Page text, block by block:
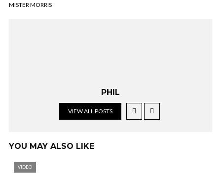
MISTER MORRIS
PHIL
VIEW ALL POSTS
YOU MAY ALSO LIKE
VIDEO